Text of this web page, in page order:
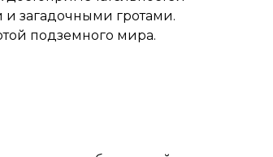
загадочными гротами.
подземного мира.